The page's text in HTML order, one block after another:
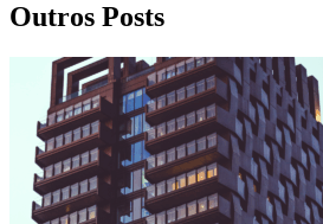
Outros Posts